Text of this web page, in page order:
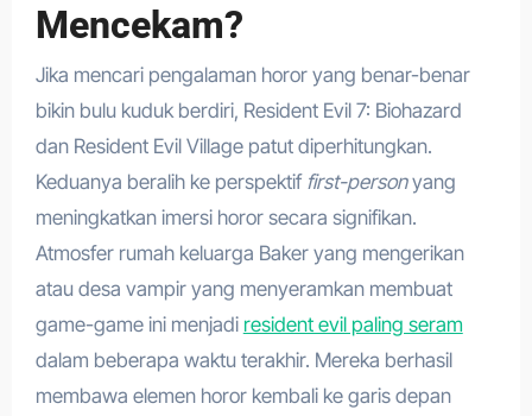
Mencekam?
Jika mencari pengalaman horor yang benar-benar
bikin bulu kuduk berdiri, Resident Evil 7: Biohazard
dan Resident Evil Village patut diperhitungkan.
Keduanya beralih ke perspektif first-personyang
meningkatkan imersi horor secara signifikan.
Atmosfer rumah keluarga Baker yang mengerikan
atau desa vampir yang menyeramkan membuat
game-game ini menjadi resident evil paling seram
dalam beberapa waktu terakhir. Mereka berhasil
membawa elemen horor kembali ke garis depan